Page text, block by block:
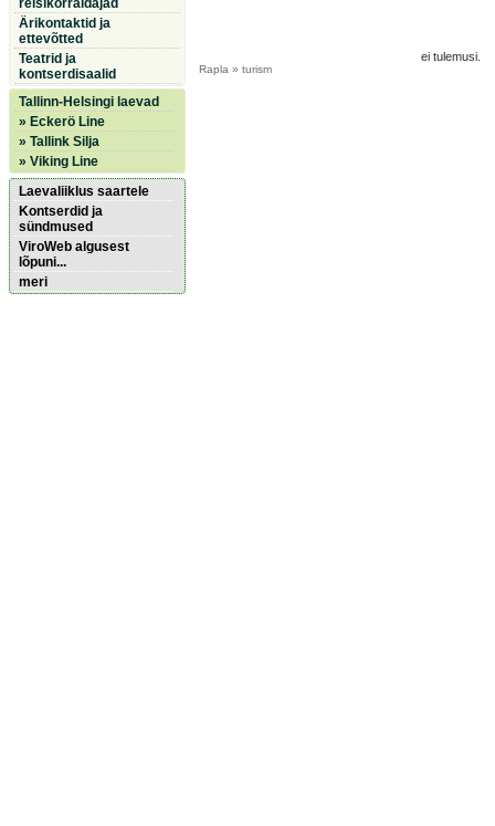
reisikorraldajad
Ärikontaktid ja
ettevõtted
Teatrid ja
kontserdisaalid
Tallinn-Helsingi laevad
» Eckerö Line
» Tallink Silja
» Viking Line
Laevaliiklus saartele
Kontserdid ja
sündmused
ViroWeb algusest
lõpuni...
meri
ei tulemusi.
Rapla » turism